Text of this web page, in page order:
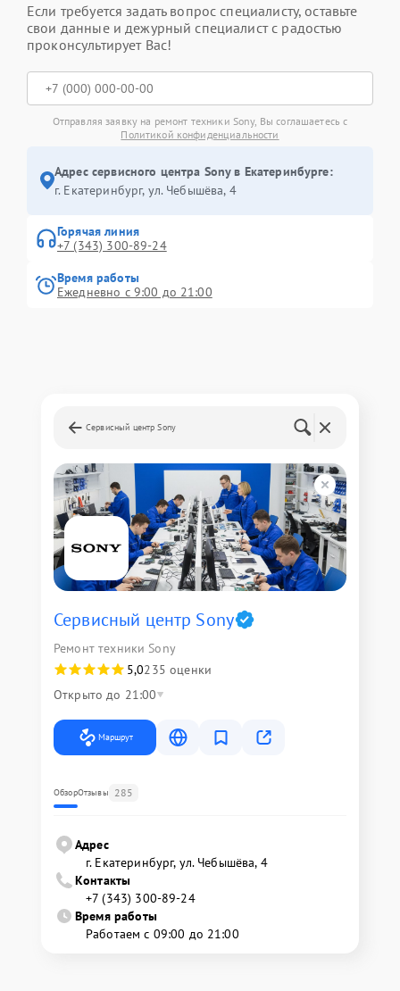
Если требуется задать вопрос специалисту, оставьте
свои данные и дежурный специалист с радостью
проконсультирует Вас!
Отправляя заявку на ремонт техники Sony, Вы соглашаетесь с
Политикой конфиденциальности
Адрес сервисного центра Sony в Екатеринбурге:
г. Екатеринбург, ул. Чебышёва, 4
Горячая линия
+7 (343) 300-89-24
Время работы
Ежедневно с 9:00 до 21:00
Сервисный центр Sony
Сервисный центр Sony
Ремонт техники Sony
5,0235 оценки
Открыто до 21:00
Маршрут
ОбзорОтзывы 285
Адрес
г. Екатеринбург, ул. Чебышёва, 4
Контакты
+7 (343) 300-89-24
Время работы
Работаем с 09:00 до 21:00